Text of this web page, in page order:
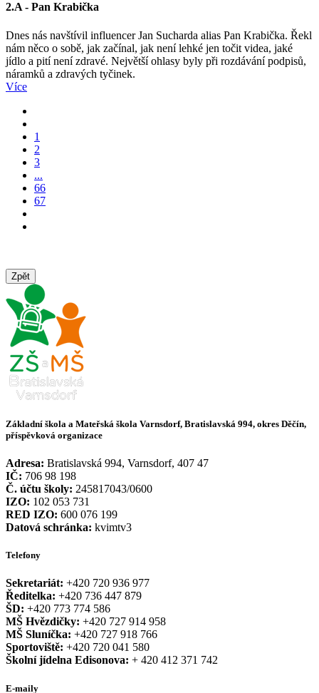
2.A - Pan Krabička
Dnes nás navštívil influencer Jan Sucharda alias Pan Krabička. Řekl
nám něco o sobě, jak začínal, jak není lehké jen točit videa, jaké
jídlo a pití není zdravé. Největší ohlasy byly při rozdávání podpisů,
náramků a zdravých tyčinek.
Více
1
2
3
...
66
67
Zpět
Základní škola a Mateřská škola Varnsdorf, Bratislavská 994, okres Děčín,
příspěvková organizace
Adresa: Bratislavská 994, Varnsdorf, 407 47
IČ: 706 98 198
Č. účtu školy: 245817043/0600
IZO: 102 053 731
RED IZO: 600 076 199
Datová schránka: kvimtv3
Telefony
Sekretariát: +420 720 936 977
Ředitelka: +420 736 447 879
ŠD: +420 773 774 586
MŠ Hvězdičky: +420 727 914 958
MŠ Sluníčka: +420 727 918 766
Sportoviště: +420 720 041 580
Školní jídelna Edisonova: + 420 412 371 742
E-maily